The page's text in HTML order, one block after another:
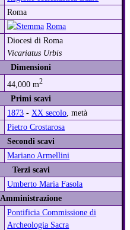
Roma
Roma
Diocesi di Roma
Vicariatus Urbis
Dimensioni
44,000 m2
Primi scavi
1873 - XX secolo , metà
Pietro Crostarosa
Secondi scavi
Mariano Armellini
Terzi scavi
Umberto Maria Fasola
Amministrazione
Pontificia Commissione di
Archeologia Sacra